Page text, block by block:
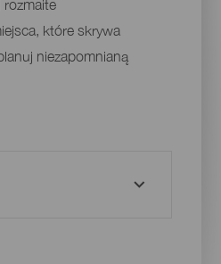
rozmaite
które skrywa
niezapomnianą